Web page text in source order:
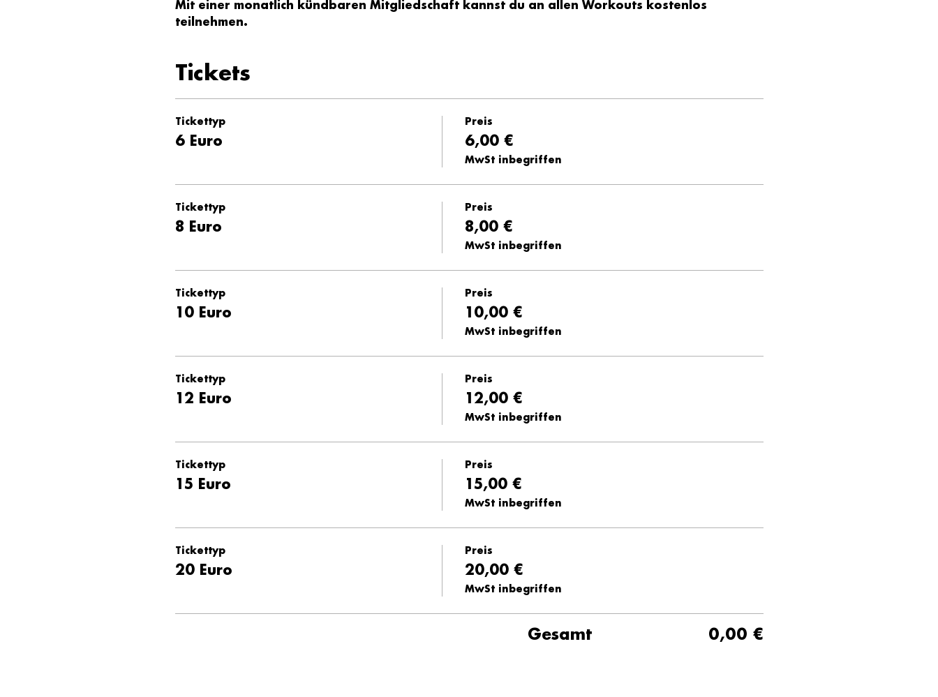
Mit einer monatlich kündbaren Mitgliedschaft kannst du an allen Workouts kostenlos
teilnehmen.
Tickets
Tickettyp
6 Euro
Preis
6,00 €
MwSt inbegriffen
Tickettyp
8 Euro
Preis
8,00 €
MwSt inbegriffen
Tickettyp
10 Euro
Preis
10,00 €
MwSt inbegriffen
Tickettyp
12 Euro
Preis
12,00 €
MwSt inbegriffen
Tickettyp
15 Euro
Preis
15,00 €
MwSt inbegriffen
Tickettyp
20 Euro
Preis
20,00 €
MwSt inbegriffen
Gesamt 0,00 €